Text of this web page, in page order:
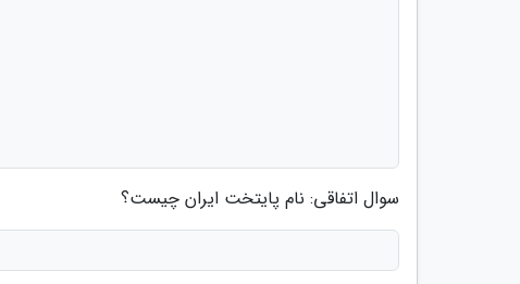
سوال اتفاقی: نام پایتخت ایران چیست؟